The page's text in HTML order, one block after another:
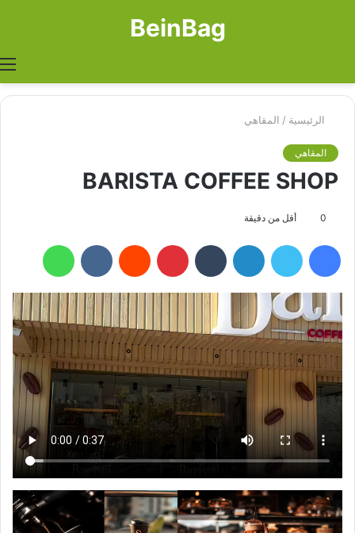
BeinBag
عن
الرئيسية / المقاهي
المقاهي
BARISTA COFFEE SHOP
0 أقل من دقيقة
فيسبوك تويتر لينكدإن بينتيريست